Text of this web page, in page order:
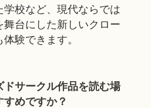
学校など、現代ならでは
舞台にした新しいクロー
験できます。
ドサークル作品を読む場
めですか？